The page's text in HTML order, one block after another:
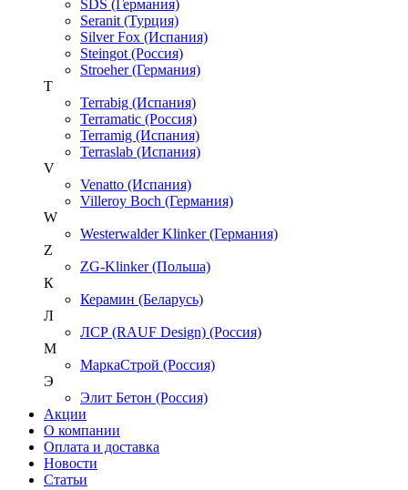
SDS (Германия)
Seranit (Турция)
Silver Fox (Испания)
Steingot (Россия)
Stroeher (Германия)
T
Terrabig (Испания)
Terramatic (Россия)
Terramig (Испания)
Terraslab (Испания)
V
Venatto (Испания)
Villeroy Boch (Германия)
W
Westerwalder Klinker (Германия)
Z
ZG-Klinker (Польша)
К
Керамин (Беларусь)
Л
ЛСР (RAUF Design) (Россия)
М
МаркаСтрой (Россия)
Э
Элит Бетон (Россия)
Акции
О компании
Оплата и доставка
Новости
Статьи